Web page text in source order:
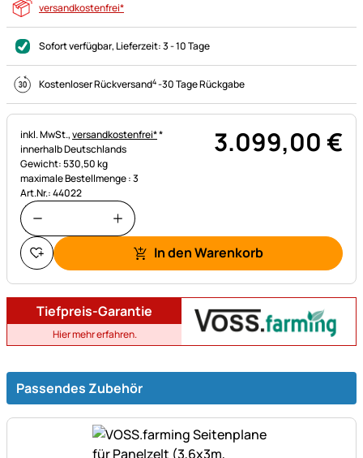
versandkostenfrei*
Sofort verfügbar, Lieferzeit:3 - 10 Tage
Kostenloser Rückversand4-30 Tage Rückgabe
Steuerhinweis:
inkl. MwSt.,versandkostenfrei**
innerhalb Deutschlands
Gewicht: 530,50 kg
maximale Bestellmenge : 3
Art.Nr.: 44022
3.099,00€
In den Warenkorb
Tiefpreis-Garantie
Hier mehr erfahren.
Passendes Zubehör